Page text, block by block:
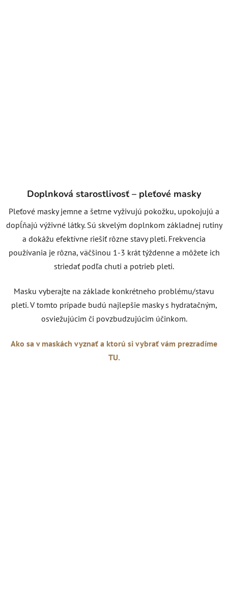
Doplnková starostlivosť – pleťové masky
Pleťové masky jemne a šetrne vyživujú pokožku, upokojujú a
dopĺňajú výživné látky. Sú skvelým doplnkom základnej rutiny
a dokážu efektívne riešiť rôzne stavy pleti. Frekvencia
používania je rôzna, väčšinou 1-3 krát týždenne a môžete ich
striedať podľa chuti a potrieb pleti.
Masku vyberajte na základe konkrétneho problému/stavu
pleti. V tomto prípade budú najlepšie masky s hydratačným,
osviežujúcim či povzbudzujúcim účinkom.
Ako sa v maskách vyznať a ktorú si vybrať vám prezradíme
TU.